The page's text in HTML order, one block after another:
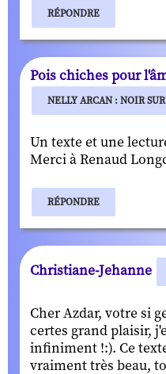
RÉPONDRE
Pois chiches pour
NELLY ARCAN : NOIR
Un texte et une
Merci à Renaud
RÉPONDRE
Christiane-Jehanne
Cher Azdar, votre si
certes grand plaisir,
infiniment !:). Ce
vraiment très beau,